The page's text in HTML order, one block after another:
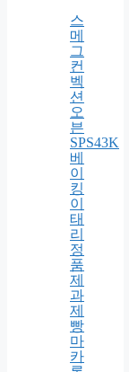
우
글
로
벌
라
이
프
스
메
그
컨
벡
션
오
븐
SPS43K
베
이
킹
이
태
리